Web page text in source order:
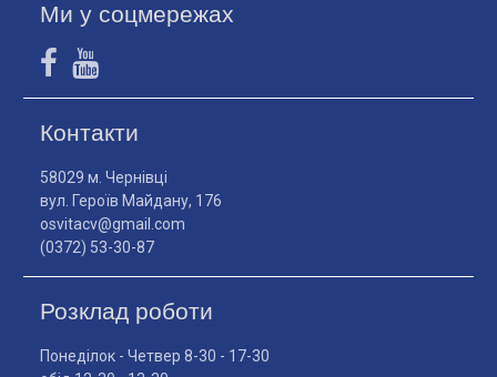
Ми у соцмережах
Контакти
58029 м. Чернівці
вул. Героїв Майдану, 176
osvitacv@gmail.com
(0372) 53-30-87
Розклад роботи
Понеділок - Четвер 8-30 - 17-30